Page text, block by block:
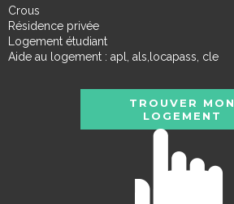
Crous
Résidence privée
Logement étudiant
Aide au logement : apl, als,locapass, cle
TROUVER MON
LOGEMENT